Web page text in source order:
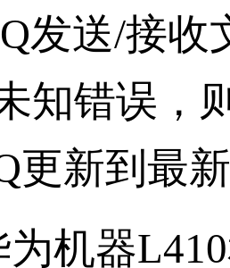
发送/接
知错误，
更新到最
机器